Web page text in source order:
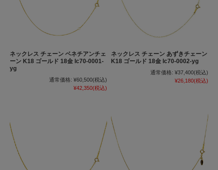
ネックレス チェーン ベネチアンチェ
ーン K18 ゴールド 18金 lc70-0001-
yg
通常価格: ¥60,500(税込)
¥42,350(税込)
ネックレス チェーン あずきチェーン
K18 ゴールド 18金 lc70-0002-yg
通常価格: ¥37,400(税込)
¥26,180(税込)